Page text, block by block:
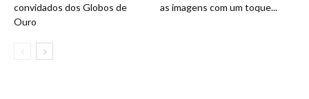
convidados dos Globos de
Ouro
as imagens com um toque...